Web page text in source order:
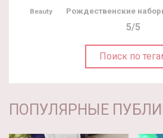
Beauty
Рождественские
5/5
Поиск по
ПОПУЛЯРНЫЕ